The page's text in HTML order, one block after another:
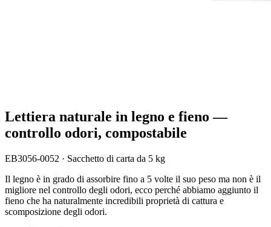
Lettiera naturale in legno e fieno —
controllo odori, compostabile
EB3056-0052 · Sacchetto di carta da 5 kg
Il legno è in grado di assorbire fino a 5 volte il suo peso ma non è il
migliore nel controllo degli odori, ecco perché abbiamo aggiunto il
fieno che ha naturalmente incredibili proprietà di cattura e
scomposizione degli odori.